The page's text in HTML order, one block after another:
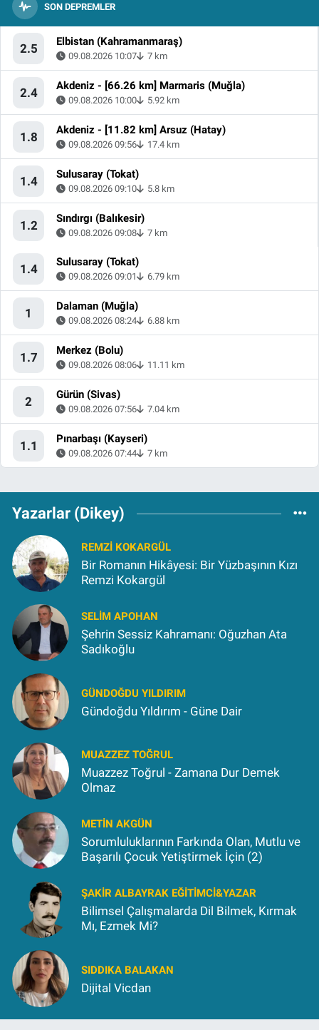
SON DEPREMLER
2.5 Elbistan (Kahramanmaraş)
09.08.2026 10:07 7 km
2.4 Akdeniz - [66.26 km] Marmaris (Muğla)
09.08.2026 10:00 5.92 km
1.8 Akdeniz - [11.82 km] Arsuz (Hatay)
09.08.2026 09:56 17.4 km
1.4 Sulusaray (Tokat)
09.08.2026 09:10 5.8 km
1.2 Sındırgı (Balıkesir)
09.08.2026 09:08 7 km
1.4 Sulusaray (Tokat)
09.08.2026 09:01 6.79 km
1 Dalaman (Muğla)
09.08.2026 08:24 6.88 km
1.7 Merkez (Bolu)
09.08.2026 08:06 11.11 km
2 Gürün (Sivas)
09.08.2026 07:56 7.04 km
1.1 Pınarbaşı (Kayseri)
09.08.2026 07:44 7 km
Yazarlar (Dikey)
REMZI KOKARGÜL
Bir Romanın Hikâyesi: Bir Yüzbaşının Kızı
Remzi Kokargül
SELIM APOHAN
Şehrin Sessiz Kahramanı: Oğuzhan Ata
Sadıkoğlu
GÜNDOĞDU YILDIRIM
Gündoğdu Yıldırım - Güne Dair
MUAZZEZ TOĞRUL
Muazzez Toğrul - Zamana Dur Demek
Olmaz
METIN AKGÜN
Sorumluluklarının Farkında Olan, Mutlu ve
Başarılı Çocuk Yetiştirmek İçin (2)
ŞAKIR ALBAYRAK EĞITIMCI&YAZAR
Bilimsel Çalışmalarda Dil Bilmek, Kırmak
Mı, Ezmek Mi?
SIDDIKA BALAKAN
Dijital Vicdan